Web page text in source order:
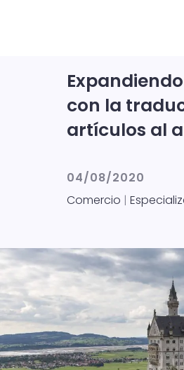
con la
artículos al
04/08/2020
Comercio |